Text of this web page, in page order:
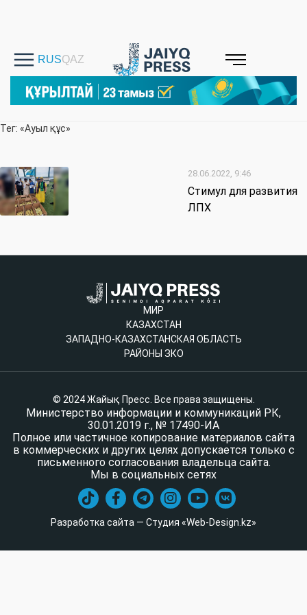
Тег: «Ауыл құс»
28.06.2022, 9:46
Стимул для развития
ЛПХ
МИР
КАЗАХСТАН
ЗАПАДНО-КАЗАХСТАНСКАЯ ОБЛАСТЬ
РАЙОНЫ ЗКО
© 2024 Жайық Пресс. Все права защищены.
Министерство информации и коммуникаций РК,
30.01.2019 г., № 17490-ИА
Полное или частичное копирование материалов сайта
в коммерческих и других целях допускается только с
письменного согласования владельца сайта.
Мы в социальных сетях
Разработка сайта — Студия «Web-Design.kz»